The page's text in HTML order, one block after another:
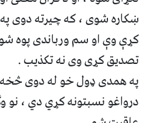
ښکاره شوی ، که چیرته دوی
کړې وې او سم ورباندی پوه
تصدیق کړی وی نه تکذیب .
په همدی ډول خو له دوی
درواغو نسبتونه کړي دي ، نو